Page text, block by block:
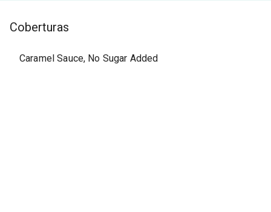
Coberturas
Caramel Sauce, No Sugar Added